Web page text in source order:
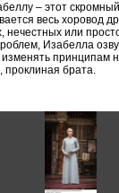
– этот
весь хоровод
или
Изабелла
принципам
проклиная брата.